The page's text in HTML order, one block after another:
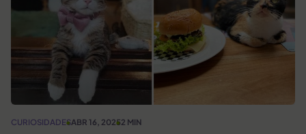
CURIOSIDADESABR 16, 20252 MIN